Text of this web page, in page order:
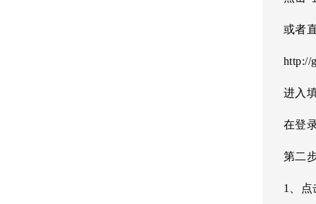
或者
http://
进入
在登
第二
1、